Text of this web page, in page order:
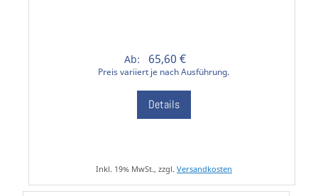
Ab: 65,60 €
Preis variiert je nach Ausführung.
Details
Inkl. 19% MwSt., zzgl. Versandkosten